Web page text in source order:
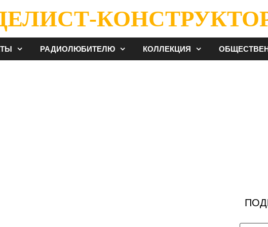
РАДИОЛЮБИТЕЛЮ КОЛЛЕКЦИЯ